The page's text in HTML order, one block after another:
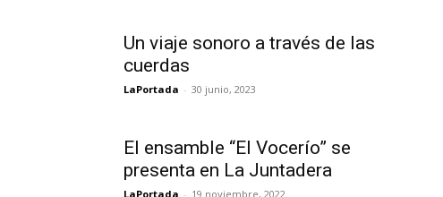
Un viaje sonoro a través de las
cuerdas
LaPortada - 30 junio, 2023
El ensamble “El Vocerío” se
presenta en La Juntadera
LaPortada - 19 noviembre, 2022